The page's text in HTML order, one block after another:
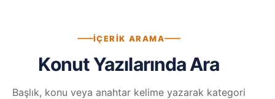
İÇERIK ARAMA
Konut Yazılarında Ara
Başlık, konu veya anahtar kelime yazarak kategori